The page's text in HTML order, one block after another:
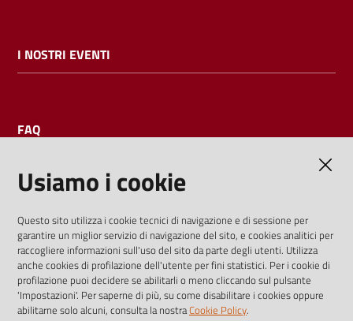
I NOSTRI EVENTI
FAQ
I dati personali pubblicati sono riutilizzabili solo alle condizioni
previste dalla direttiva comunitaria 2003/98/CE e dal d.lgs.
36/2006
Usiamo i cookie
Questo sito utilizza i cookie tecnici di navigazione e di sessione per
garantire un miglior servizio di navigazione del sito, e cookies analitici per
raccogliere informazioni sull'uso del sito da parte degli utenti. Utilizza
anche cookies di profilazione dell'utente per fini statistici. Per i cookie di
profilazione puoi decidere se abilitarli o meno cliccando sul pulsante
'Impostazioni'. Per saperne di più, su come disabilitare i cookies oppure
abilitarne solo alcuni, consulta la nostraCookie Policy.